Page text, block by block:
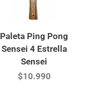
Paleta Ping Pong
Sensei 4 Estrella
Sensei
$10.990